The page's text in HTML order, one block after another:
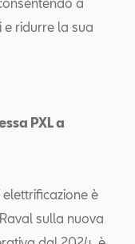
e ridurre la sua
PXL a
è
sulla nuova